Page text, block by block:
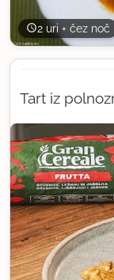
2 uri + čez noč
Tart iz